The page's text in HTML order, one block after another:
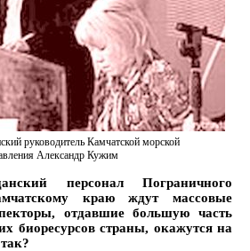
руководитель Камчатской морской
Александр Кужим
персонал Пограничного
краю ждут массовые
отдавшие большую часть
биоресурсов страны, окажутся на